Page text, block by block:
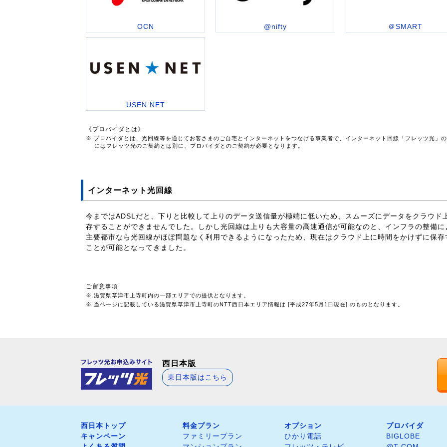
OCN @nifty ＠SMART
USEN NET
《プロバイダとは》
※ プロバイダとは、光回線等を通じてお客さまのご自宅とインターネットをつなげる事業者で、インターネット回線「フレッツ光」の
にはフレッツ光のご契約とは別に、プロバイダとのご契約が必要となります。
インターネット光回線
今まではADSLだと、下りと比較して上りのデータ送信量が極端に低いため、スムーズにデータをクラウド
存することができませんでした。しかし光回線は上りも大容量の高速通信が可能なのと、インフラの整備に
主要都市なら光回線がほぼ問題なく利用できるようになったため、現在はクラウド上に時間をかけずに保存
ことが可能となってきました。
ご留意事項
※ 滋賀県草津市上寺町内の一部エリアでの提供となります。
※ 当ページに記載している滋賀県草津市上寺町のNTT西日本エリア情報は [平成27年5月1日現在] のものとなります。
西日本版
東日本版はこちら
西日本トップ
キャンペーン
料金プラン
ファミリープラン
オプション
ひかり電話
プロバイダ
BIGLOBE